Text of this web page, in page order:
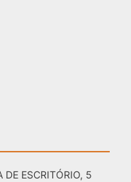
DE ESCRITÓRIO, 5